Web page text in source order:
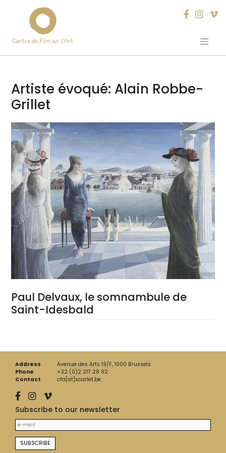
Centre du Film sur l’Art
Artiste évoqué: Alain Robbe-
Grillet
Paul Delvaux, le somnambule de
Saint-Idesbald
Address
Avenue des Arts 19/F, 1000 Brussels
Phone
+32 (0)2 217 28 92
Contact
cfa[at]scarlet.be
Subscribe to our newsletter